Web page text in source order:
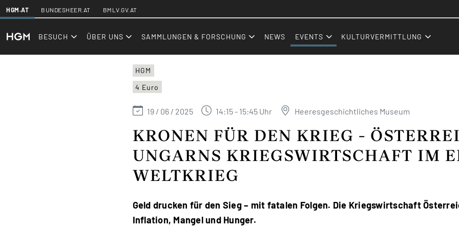
SKIPLINKS
HGM.AT BUNDESHEER.AT BMLV.GV.AT
BESUCH ÜBER UNS SAMMLUNGEN & FORSCHUNG NEWS EVENTS KULTURVERMITTLUNG
hgm.at Events
HGM
4 Euro
19 / 06 / 2025 14:15 - 15:45 Uhr Heeresgeschichtliches Museum
KRONEN FÜR DEN KRIEG -
UNGARNS KRIEGSWIRTSCHAFT IM
WELTKRIEG
Geld drucken für den Sieg – mit fatalen Folgen. Die Kriegswirtschaft
Inflation, Mangel und Hunger.